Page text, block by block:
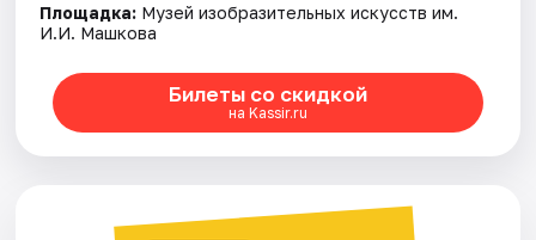
Площадка: Музей изобразительных искусств им.
И.И. Машкова
Билеты со скидкой
на Kassir.ru